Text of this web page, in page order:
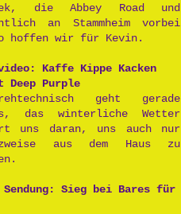
die Abbey Road und
an Stammheim vorbei
hoffen wir für Kevin.
Kaffe Kippe Kacken
Deep Purple
geht gerade
das winterliche Wetter
uns daran, uns auch nur
aus dem Haus zu
Sendung: Sieg bei Bares für